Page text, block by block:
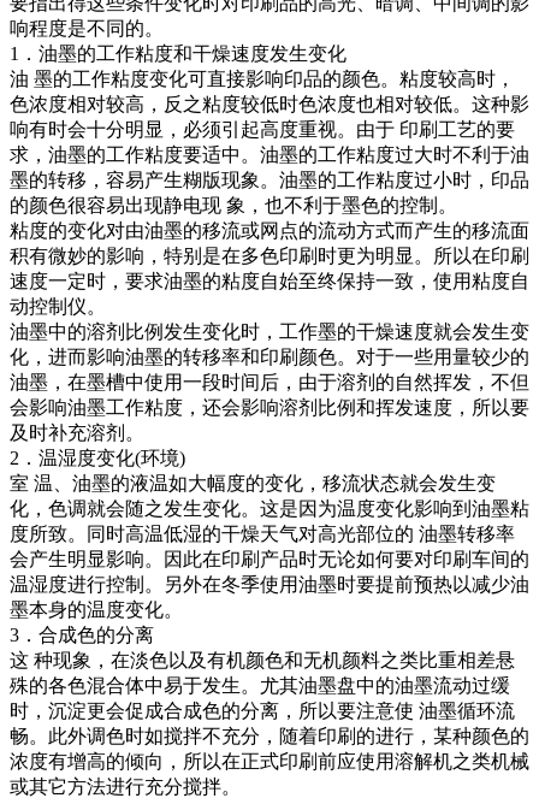
响程度是不同的。
1．油墨的工作粘度和干燥速度发生变化
油 墨的工作粘度变化可直接影响印品的颜色。粘度较高时，
色浓度相对较高，反之粘度较低时色浓度也相对较低。这种影
响有时会十分明显，必须引起高度重视。由于 印刷工艺的要
求，油墨的工作粘度要适中。油墨的工作粘度过大时不利于油
墨的转移，容易产生糊版现象。油墨的工作粘度过小时，印品
的颜色很容易出现静电现 象，也不利于墨色的控制。
粘度的变化对由油墨的移流或网点的流动方式而产生的移流面
积有微妙的影响，特别是在多色印刷时更为明显。所以在印刷
速度一定时，要求油墨的粘度自始至终保持一致，使用粘度自
动控制仪。
油墨中的溶剂比例发生变化时，工作墨的干燥速度就会发生变
化，进而影响油墨的转移率和印刷颜色。对于一些用量较少的
油墨，在墨槽中使用一段时间后，由于溶剂的自然挥发，不但
会影响油墨工作粘度，还会影响溶剂比例和挥发速度，所以要
及时补充溶剂。
2．温湿度变化(环境)
室 温、油墨的液温如大幅度的变化，移流状态就会发生变
化，色调就会随之发生变化。这是因为温度变化影响到油墨粘
度所致。同时高温低湿的干燥天气对高光部位的 油墨转移率
会产生明显影响。因此在印刷产品时无论如何要对印刷车间的
温湿度进行控制。另外在冬季使用油墨时要提前预热以减少油
墨本身的温度变化。
3．合成色的分离
这 种现象，在淡色以及有机颜色和无机颜料之类比重相差悬
殊的各色混合体中易于发生。尤其油墨盘中的油墨流动过缓
时，沉淀更会促成合成色的分离，所以要注意使 油墨循环流
畅。此外调色时如搅拌不充分，随着印刷的进行，某种颜色的
浓度有增高的倾向，所以在正式印刷前应使用溶解机之类机械
或其它方法进行充分搅拌。